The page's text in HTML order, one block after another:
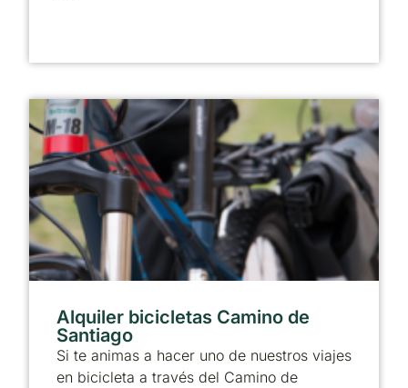
Alquiler bicicletas Camino de
Santiago
Si te animas a hacer uno de nuestros viajes
en bicicleta a través del Camino de